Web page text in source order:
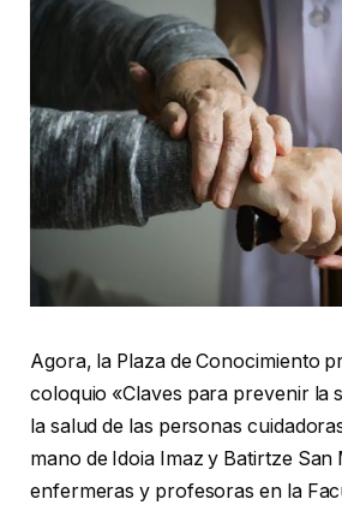
Agora, la Plaza de Conocimiento
coloquio «Claves para prevenir la
la salud de las personas
mano de Idoia Imaz y Batirtze San
enfermeras y profesoras en la